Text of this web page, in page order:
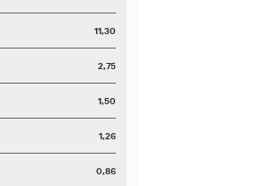
11,30
2,75
1,50
1,26
0,86